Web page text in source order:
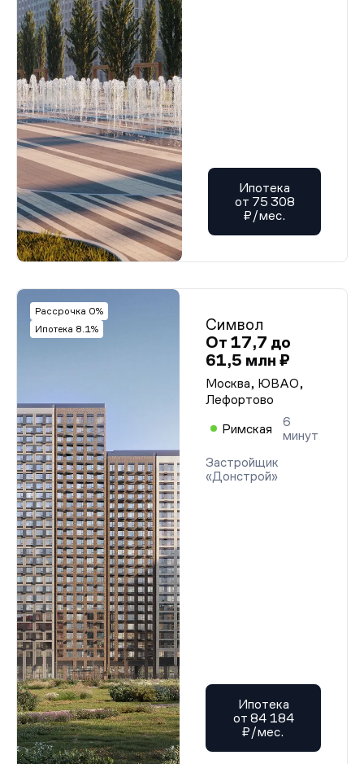
Ипотека
от 75 308
₽/мес.
Рассрочка 0%
Ипотека 8.1%
Символ
От 17,7 до
61,5 млн ₽
Москва, ЮВАО,
Лефортово
Римская
6
минут
Застройщик
«Донстрой»
Ипотека
от 84 184
₽/мес.